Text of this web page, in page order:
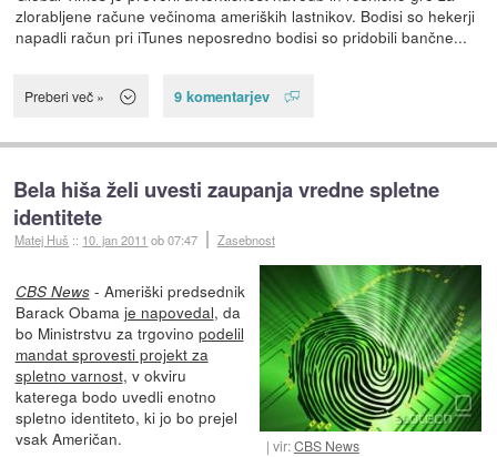
zlorabljene račune večinoma ameriških lastnikov. Bodisi so hekerji
napadli račun pri iTunes neposredno bodisi so pridobili bančne...
Preberi več » 9 komentarjev
Bela hiša želi uvesti zaupanja vredne spletne
identitete
Matej Huš :: 10. jan 2011 ob 07:47 Zasebnost
vir:CBS News
CBS News- Ameriški predsednik
Barack Obama je napovedal, da
bo Ministrstvu za trgovino podelil
mandat sprovesti projekt za
spletno varnost, v okviru
katerega bodo uvedli enotno
spletno identiteto, ki jo bo prejel
vsak Američan.